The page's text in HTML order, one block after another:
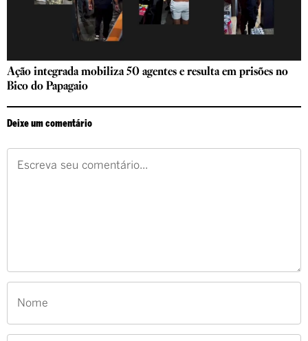
Ação integrada mobiliza 50 agentes e resulta em prisões no
Bico do Papagaio
Deixe um comentário